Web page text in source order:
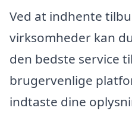
Ved at indhente
virksomheder kan
den bedste service
brugervenlige
indtaste dine